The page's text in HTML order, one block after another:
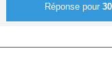
Réponse pour